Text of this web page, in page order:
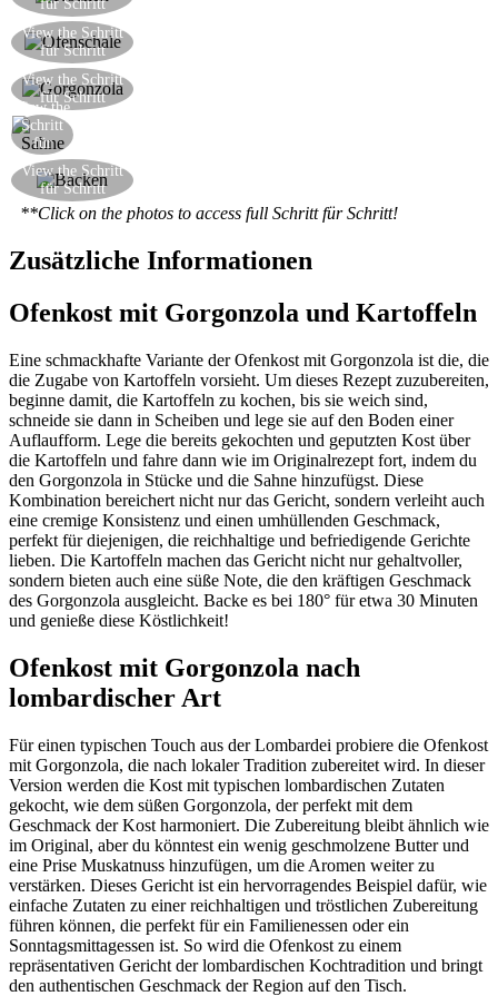
für Schritt
View the Schritt
für Schritt
View the Schritt
für Schritt
View the
Schritt
für
Schritt
View the Schritt
für Schritt
**Click on the photos to access full Schritt für Schritt!
Zusätzliche Informationen
Ofenkost mit Gorgonzola und Kartoffeln
Eine schmackhafte Variante der Ofenkost mit Gorgonzola ist die, die
die Zugabe von Kartoffeln vorsieht. Um dieses Rezept zuzubereiten,
beginne damit, die Kartoffeln zu kochen, bis sie weich sind,
schneide sie dann in Scheiben und lege sie auf den Boden einer
Auflaufform. Lege die bereits gekochten und geputzten Kost über
die Kartoffeln und fahre dann wie im Originalrezept fort, indem du
den Gorgonzola in Stücke und die Sahne hinzufügst. Diese
Kombination bereichert nicht nur das Gericht, sondern verleiht auch
eine cremige Konsistenz und einen umhüllenden Geschmack,
perfekt für diejenigen, die reichhaltige und befriedigende Gerichte
lieben. Die Kartoffeln machen das Gericht nicht nur gehaltvoller,
sondern bieten auch eine süße Note, die den kräftigen Geschmack
des Gorgonzola ausgleicht. Backe es bei 180° für etwa 30 Minuten
und genieße diese Köstlichkeit!
Ofenkost mit Gorgonzola nach
lombardischer Art
Für einen typischen Touch aus der Lombardei probiere die Ofenkost
mit Gorgonzola, die nach lokaler Tradition zubereitet wird. In dieser
Version werden die Kost mit typischen lombardischen Zutaten
gekocht, wie dem süßen Gorgonzola, der perfekt mit dem
Geschmack der Kost harmoniert. Die Zubereitung bleibt ähnlich wie
im Original, aber du könntest ein wenig geschmolzene Butter und
eine Prise Muskatnuss hinzufügen, um die Aromen weiter zu
verstärken. Dieses Gericht ist ein hervorragendes Beispiel dafür, wie
einfache Zutaten zu einer reichhaltigen und tröstlichen Zubereitung
führen können, die perfekt für ein Familienessen oder ein
Sonntagsmittagessen ist. So wird die Ofenkost zu einem
repräsentativen Gericht der lombardischen Kochtradition und bringt
den authentischen Geschmack der Region auf den Tisch.